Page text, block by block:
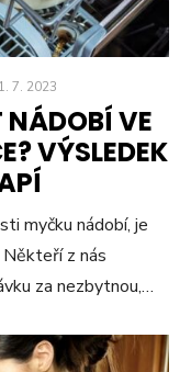
7. 2023
VE
VÝSLEDEK
myčku nádobí, je
z nás
za nezbytnou,…